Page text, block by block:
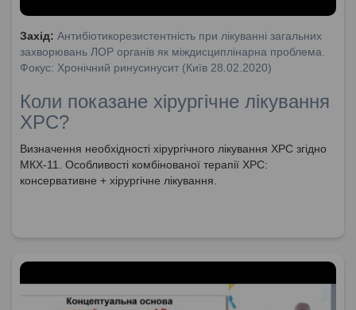
Захід: Антибіотикорезистентність при лікуванні загальних
захворювань ЛОР органів як міждисциплінарна проблема.
Фокус: Хронічний ринусинусит (Київ 28.02.2020)
Коли показане хірургічне лікування
ХРС?
Визначення необхідності хірургічного лікування ХРС згідно
МКХ-11. Особливості комбінованої терапії ХРС:
консервативне + хірургічне лікування.